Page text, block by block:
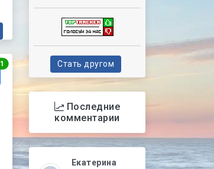
1 Рейтинг Стать другом
Последние
комментарии
Екатерина